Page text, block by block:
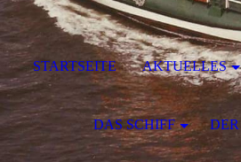
STARTSEITE AKTUELLES
DAS SCHIFF